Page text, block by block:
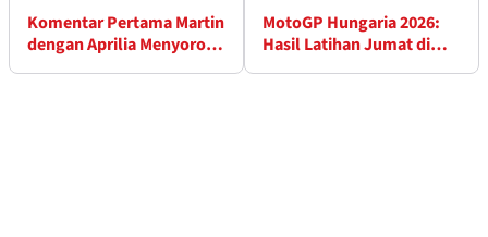
Komentar Pertama Martin
dengan Aprilia Menyoroti
MotoGP Hungaria 2026:
Hasil Latihan Jumat di